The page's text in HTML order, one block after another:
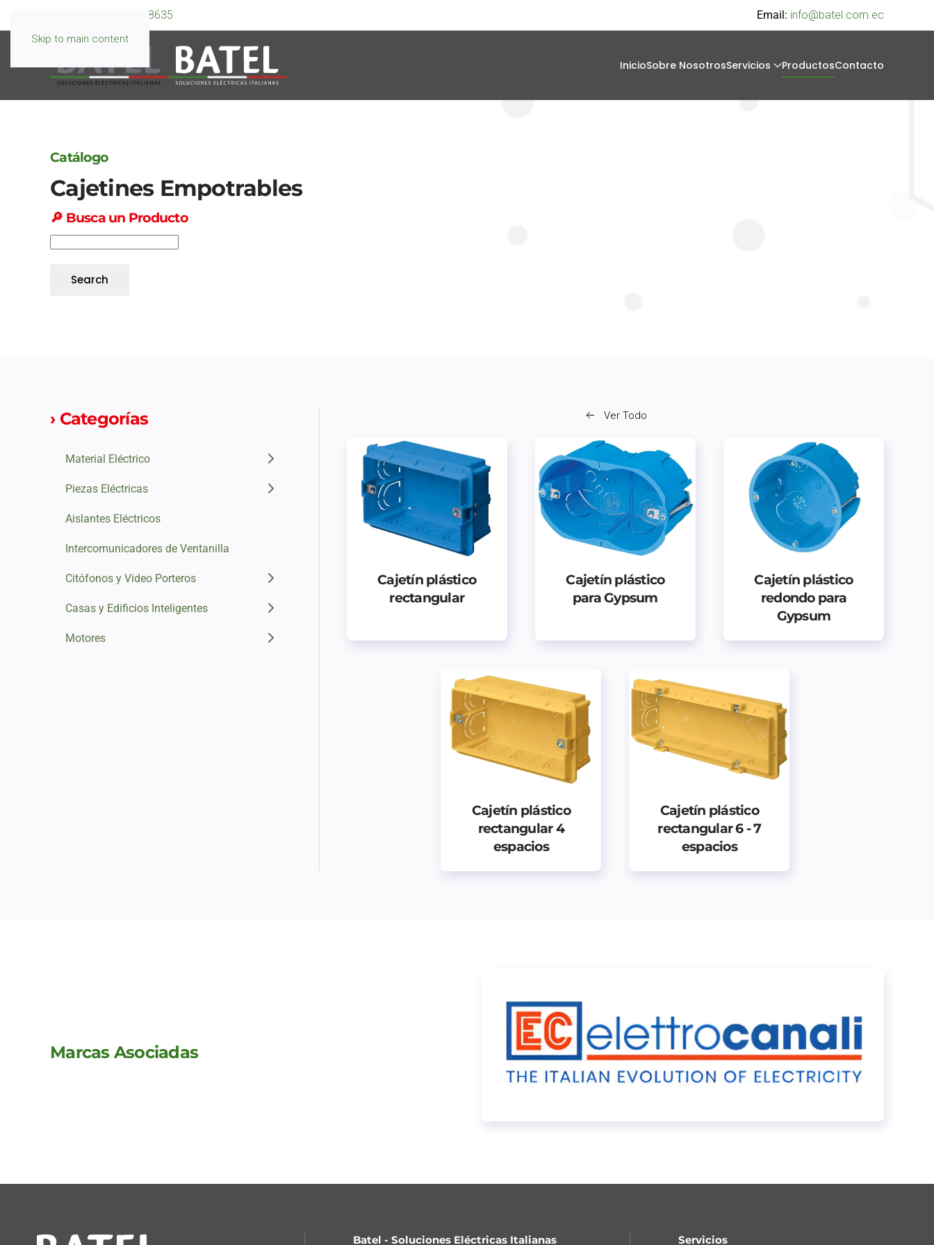
Skip to main content
099 595 8635 Email: info@batel.com.ec
InicioSobre NosotrosServicios ProductosContacto
Catálogo
Cajetines Empotrables
🔎 Busca un Producto
Search
› Categorías
Material Eléctrico
Piezas Eléctricas
Aislantes Eléctricos
Intercomunicadores de Ventanilla
Citófonos y Video Porteros
Casas y Edificios Inteligentes
Motores
Ver Todo
Cajetín plástico
rectangular
Cajetín plástico
para Gypsum
Cajetín plástico
redondo para
Gypsum
Cajetín plástico
rectangular 4
espacios
Cajetín plástico
rectangular 6 - 7
espacios
Marcas Asociadas
Batel - Soluciones Eléctricas Italianas Servicios